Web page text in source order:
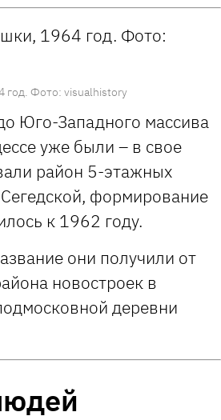
Фото: visualhistory
Юго-Западного массива
уже были – в свое
район 5-этажных
формирование
к 1962 году.
они получили от
новостроек в
деревни